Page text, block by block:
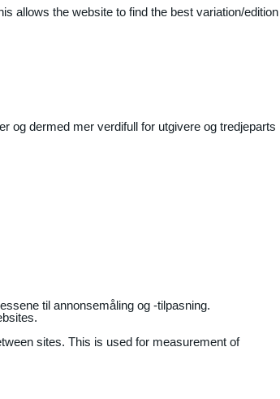
allows the website to find the best variation/edition
og dermed mer verdifull for utgivere og tredjeparts
til annonsemåling og -tilpasning.
sites. This is used for measurement of